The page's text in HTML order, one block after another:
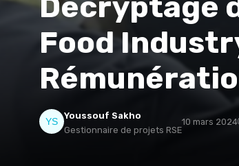
Food
Youssouf Sakho
Gestionnaire de projets RSE
10 mars 2024